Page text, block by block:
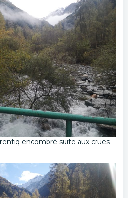
encombré suite aux crues